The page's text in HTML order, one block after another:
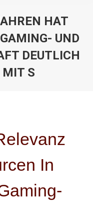
HAT
UND
DEUTLICH
MIT S
In